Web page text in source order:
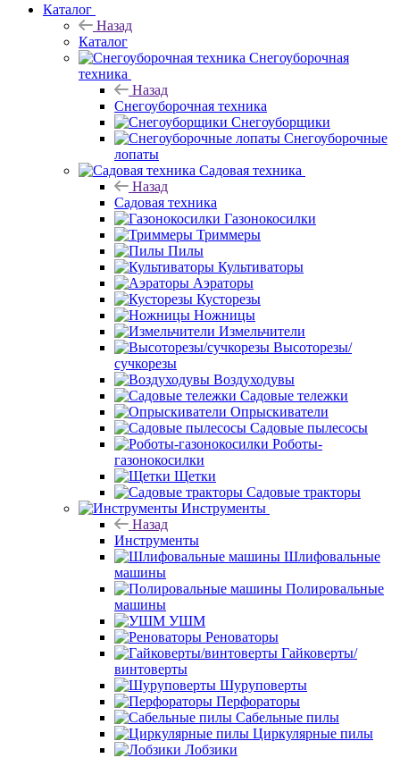
Каталог
Назад
Каталог
Снегоуборочная
техника
Назад
Снегоуборочная техника
Снегоуборщики
Снегоуборочные
лопаты
Садовая техника
Назад
Садовая техника
Газонокосилки
Триммеры
Пилы
Культиваторы
Аэраторы
Кусторезы
Ножницы
Измельчители
Высоторезы/
сучкорезы
Воздуходувы
Садовые тележки
Опрыскиватели
Садовые пылесосы
Роботы-
газонокосилки
Щетки
Садовые тракторы
Инструменты
Назад
Инструменты
Шлифовальные
машины
Полировальные
машины
УШМ
Реноваторы
Гайковерты/
винтоверты
Шуруповерты
Перфораторы
Сабельные пилы
Циркулярные пилы
Лобзики